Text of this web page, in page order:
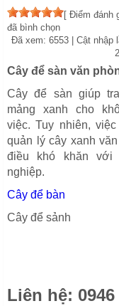
[ Điểm đánh
đã bình chọn
Đã xem: 6553| Cật nhập
Cây để sàn văn
Cây để sàn giúp
mảng xanh cho
việc. Tuy nhiên,
quản lý cây xanh
điều khó khăn với
nghiệp.
Cây để bàn
Cây để sảnh
Liên hệ: